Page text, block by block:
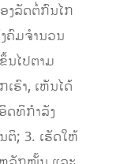
ງລັດຕໍ່ກົນໄກ
ຄົມຈໍານວນ
ນໄປຕາມ
ຮົາ, ເຫັນໄດ້
ດທິກໍາລັງ
; 3. ເຮັດໃຫ້